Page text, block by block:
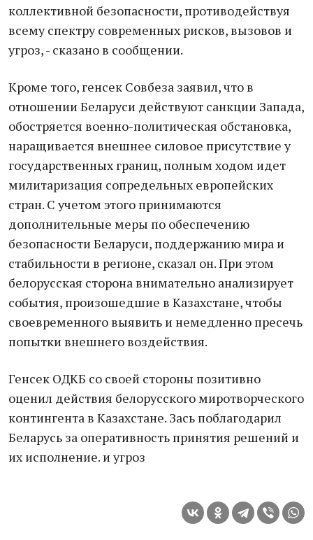
коллективной безопасности, противодействуя
всему спектру современных рисков, вызовов и
угроз, - сказано в сообщении.
Кроме того, генсек Совбеза заявил, что в
отношении Беларуси действуют санкции Запада,
обостряется военно-политическая обстановка,
наращивается внешнее силовое присутствие у
государственных границ, полным ходом идет
милитаризация сопредельных европейских
стран. С учетом этого принимаются
дополнительные меры по обеспечению
безопасности Беларуси, поддержанию мира и
стабильности в регионе, сказал он. При этом
белорусская сторона внимательно анализирует
события, произошедшие в Казахстане, чтобы
своевременного выявить и немедленно пресечь
попытки внешнего воздействия.
Генсек ОДКБ со своей стороны позитивно
оценил действия белорусского миротворческого
контингента в Казахстане. Зась поблагодарил
Беларусь за оперативность принятия решений и
их исполнение. и угроз